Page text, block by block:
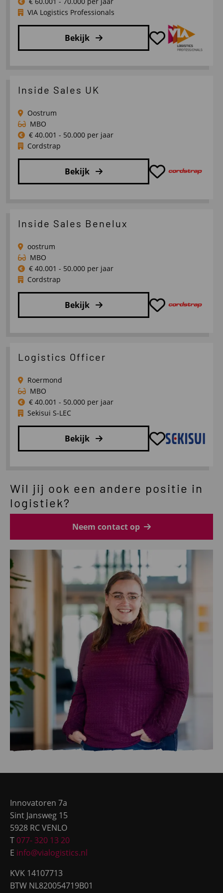
VIA Logistics Professionals
Bekijk
over
Consultant
Werving
&
Selectie
Inside Sales UK
Oostrum
MBO
€ 40.001 - 50.000 per jaar
Cordstrap
Bekijk
over
Sales
UK
Inside Sales Benelux
oostrum
MBO
€ 40.001 - 50.000 per jaar
Cordstrap
Bekijk
over
Inside
Sales
Benelux
Logistics Officer
Roermond
MBO
€ 40.001 - 50.000 per jaar
Sekisui S-LEC
Bekijk
over
Logistics
Officer
Wil jij ook een andere positie in
logistiek?
Neem contact op
Innovatoren 7a
Sint Jansweg 15
5928 RC VENLO
T 077- 320 13 20
E info@vialogistics.nl
KVK 14107713
BTW NL820054719B01